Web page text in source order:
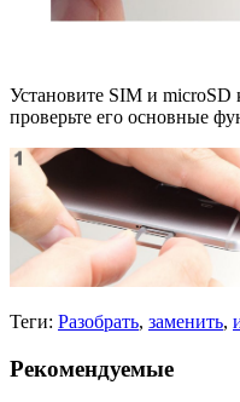
Установите SIM и microSD
проверьте его основные
Теги: Разобрать, заменить,
Рекомендуемые